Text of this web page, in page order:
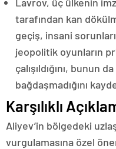
tarafından kan
geçiş, insani
jeopolitik oyunların
çalışıldığını, bunun
bağdaşmadığını
Karşılıklı
Aliyev’in bölgedeki
vurgulamasına özel